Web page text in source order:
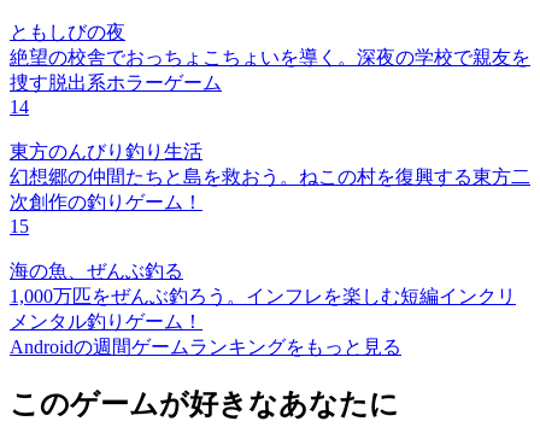
ともしびの夜
絶望の校舎でおっちょこちょいを導く。深夜の学校で親友を
捜す脱出系ホラーゲーム
14
東方のんびり釣り生活
幻想郷の仲間たちと島を救おう。ねこの村を復興する東方二
次創作の釣りゲーム！
15
海の魚、ぜんぶ釣る
1,000万匹をぜんぶ釣ろう。インフレを楽しむ短編インクリ
メンタル釣りゲーム！
Androidの週間ゲームランキングをもっと見る
このゲームが好きなあなたに